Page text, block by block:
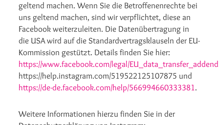
geltend machen. Wenn Sie die Betroffenenrechte bei
uns geltend machen, sind wir verpflichtet, diese an
Facebook weiterzuleiten. Die Datenübertragung in
die USA wird auf die Standardvertragsklauseln der EU-
Kommission gestützt. Details finden Sie hier:
https://www.facebook.com/legal/
https://help.instagram.com/519522125107875 und
https://de-de.facebook.com/help/566994660333381.
Weitere Informationen hierzu finden Sie in der